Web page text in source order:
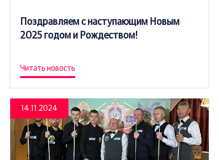
Поздравляем с наступающим Новым
2025 годом и Рождеством!
Читать новость
14.11.2024